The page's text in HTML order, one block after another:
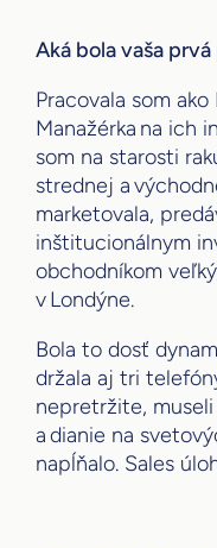
Aká bola vaša
Pracovala som
Manažérka na ich
som na starosti
strednej a
marketovala,
inštitucionálnym
obchodníkom
v Londýne.
Bola to dosť
držala aj tri
nepretržite,
a dianie na
napĺňalo. Sales